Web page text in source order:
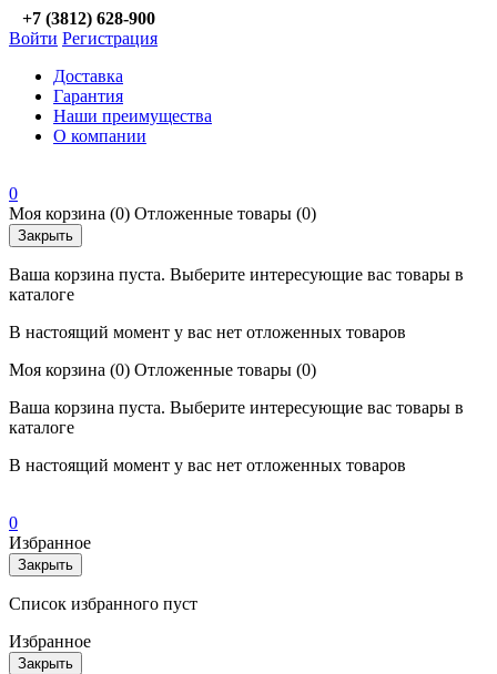
+7 (3812) 628-900
Войти Регистрация
Доставка
Гарантия
Наши преимущества
О компании
0
Моя корзина (0) Отложенные товары (0)
Закрыть
Ваша корзина пуста. Выберите интересующие вас товары в
каталоге
В настоящий момент у вас нет отложенных товаров
Моя корзина (0) Отложенные товары (0)
Ваша корзина пуста. Выберите интересующие вас товары в
каталоге
В настоящий момент у вас нет отложенных товаров
0
Избранное
Закрыть
Список избранного пуст
Избранное
Закрыть